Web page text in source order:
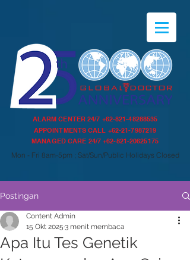
ALARM CENTER 24/7 +62-821-48288535
APPOINTMENTS CALL +62-21-7987219
MANAGED CARE 24/7+62-821-20625175
Mon - Fri 8am-5pm ; Sat/Sun/Public Holidays Closed
Postingan
Apa Itu Tes Genetik
Content Admin
15 Okt 2025 3 menit membaca